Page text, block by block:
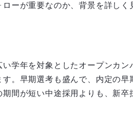
ーが重要なのか、背景を詳しく
学年を対象としたオープンカン
。早期選考も盛んで、内定の早
間が短い中途採用よりも、新